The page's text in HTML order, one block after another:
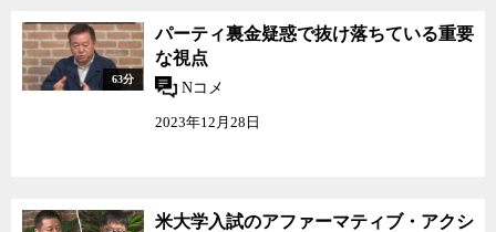
63分
パーティ裏金疑惑で抜け落ちている重要
な視点
Nコメ
2023年12月28日
米大学入試のアファーマティブ・アクシ